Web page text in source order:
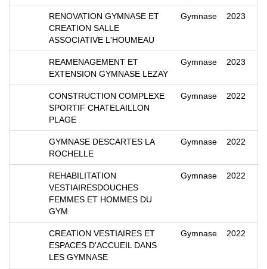
RENOVATION GYMNASE ET
CREATION SALLE
ASSOCIATIVE L'HOUMEAU
Gymnase 2023
REAMENAGEMENT ET
EXTENSION GYMNASE LEZAY
Gymnase 2023
CONSTRUCTION COMPLEXE
SPORTIF CHATELAILLON
PLAGE
Gymnase 2022
GYMNASE DESCARTES LA
ROCHELLE
Gymnase 2022
REHABILITATION
VESTIAIRESDOUCHES
FEMMES ET HOMMES DU
GYM
Gymnase 2022
CREATION VESTIAIRES ET
ESPACES D'ACCUEIL DANS
LES GYMNASE
Gymnase 2022